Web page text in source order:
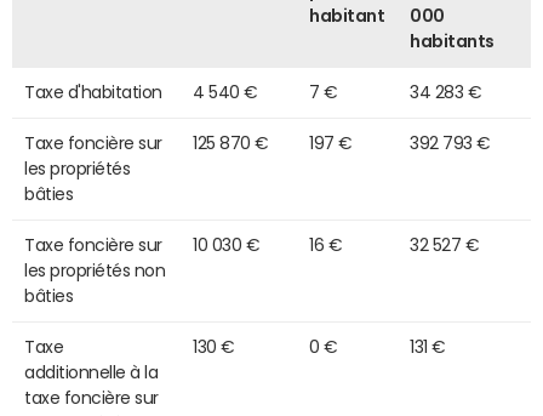
habitant
000
habitants
Taxe d'habitation 4 540 € 7 € 34 283 €
Taxe foncière sur
les propriétés
bâties
125 870 € 197 € 392 793 €
Taxe foncière sur
les propriétés non
bâties
10 030 € 16 € 32 527 €
Taxe
additionnelle à la
taxe foncière sur
130 € 0 € 131 €